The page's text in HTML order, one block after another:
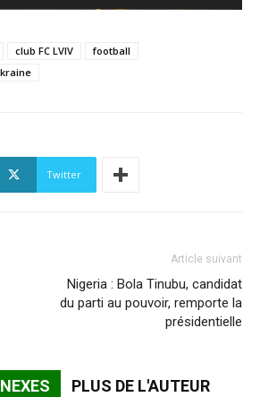
club FC LVIV
football
Twitter
Article suivant
Nigeria : Bola Tinubu, candidat
du parti au pouvoir, remporte la
présidentielle
PLUS DE L'AUTEUR